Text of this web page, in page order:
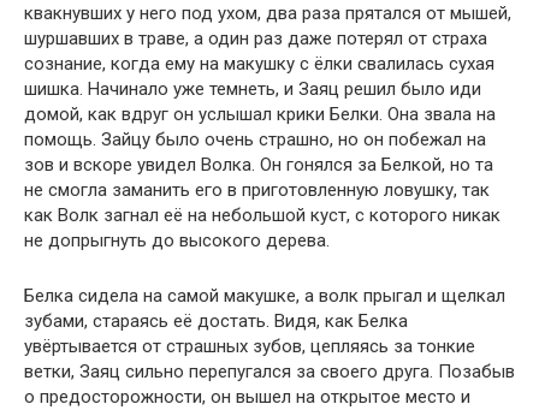
квакнувших у него под ухом, два раза прятался от мышей,
шуршавших в траве, а один раз даже потерял от страха
сознание, когда ему на макушку с ёлки свалилась сухая
шишка. Начинало уже темнеть, и Заяц решил было иди
домой, как вдруг он услышал крики Белки. Она звала на
помощь. Зайцу было очень страшно, но он побежал на
зов и вскоре увидел Волка. Он гонялся за Белкой, но та
не смогла заманить его в приготовленную ловушку, так
как Волк загнал её на небольшой куст, с которого никак
не допрыгнуть до высокого дерева.
Белка сидела на самой макушке, а волк прыгал и щелкал
зубами, стараясь её достать. Видя, как Белка
увёртывается от страшных зубов, цепляясь за тонкие
ветки, Заяц сильно перепугался за своего друга. Позабыв
о предосторожности, он вышел на открытое место и